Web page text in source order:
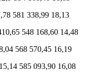
581 338,99 18,13
548 168,60 14,48
568 570,45 16,19
585 093,90 16,08